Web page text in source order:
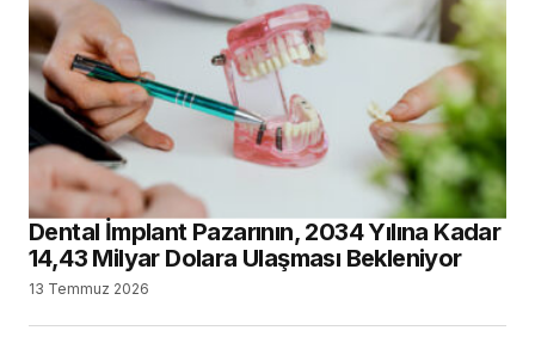
Dental İmplant Pazarının, 2034 Yılına Kadar
14,43 Milyar Dolara Ulaşması Bekleniyor
13 Temmuz 2026